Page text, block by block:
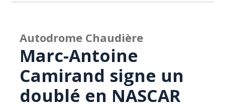
Autodrome Chaudière
Marc-Antoine
Camirand signe un
doublé en NASCAR